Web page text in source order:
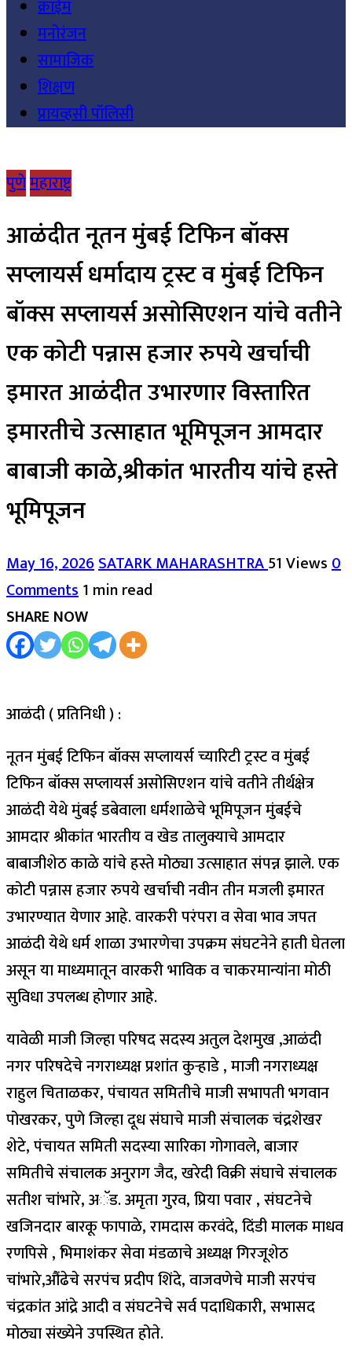
क्राईम
मनोरंजन
सामाजिक
शिक्षण
प्रायव्हसी पॉलिसी
पुणेमहाराष्ट्र
आळंदीत नूतन मुंबई टिफिन बॉक्स
सप्लायर्स धर्मादाय ट्रस्ट व मुंबई टिफिन
बॉक्स सप्लायर्स असोसिएशन यांचे वतीने
एक कोटी पन्नास हजार रुपये खर्चाची
इमारत आळंदीत उभारणार विस्तारित
इमारतीचे उत्साहात भूमिपूजन आमदार
बाबाजी काळे,श्रीकांत भारतीय यांचे हस्ते
भूमिपूजन
May 16, 2026SATARK MAHARASHTRA51 Views0
Comments1 min read
SHARE NOW
आळंदी ( प्रतिनिधी ) :
नूतन मुंबई टिफिन बॉक्स सप्लायर्स च्यारिटी ट्रस्ट व मुंबई
टिफिन बॉक्स सप्लायर्स असोसिएशन यांचे वतीने तीर्थक्षेत्र
आळंदी येथे मुंबई डबेवाला धर्मशाळेचे भूमिपूजन मुंबईचे
आमदार श्रीकांत भारतीय व खेड तालुक्याचे आमदार
बाबाजीशेठ काळे यांचे हस्ते मोठ्या उत्साहात संपन्न झाले. एक
कोटी पन्नास हजार रुपये खर्चाची नवीन तीन मजली इमारत
उभारण्यात येणार आहे. वारकरी परंपरा व सेवा भाव जपत
आळंदी येथे धर्म शाळा उभारणेचा उपक्रम संघटनेने हाती घेतला
असून या माध्यमातून वारकरी भाविक व चाकरमान्यांना मोठी
सुविधा उपलब्ध होणार आहे.
यावेळी माजी जिल्हा परिषद सदस्य अतुल देशमुख ,आळंदी
नगर परिषदेचे नगराध्यक्ष प्रशांत कुऱ्हाडे , माजी नगराध्यक्ष
राहुल चिताळकर, पंचायत समितीचे माजी सभापती भगवान
पोखरकर, पुणे जिल्हा दूध संघाचे माजी संचालक चंद्रशेखर
शेटे, पंचायत समिती सदस्या सारिका गोगावले, बाजार
समितीचे संचालक अनुराग जैद, खरेदी विक्री संघाचे संचालक
सतीश चांभारे, अॅड. अमृता गुरव, प्रिया पवार , संघटनेचे
खजिनदार बारकू फापाळे, रामदास करवंदे, दिंडी मालक माधव
रणपिसे , भिमाशंकर सेवा मंडळाचे अध्यक्ष गिरजूशेठ
चांभारे,औंढेचे सरपंच प्रदीप शिंदे, वाजवणेचे माजी सरपंच
चंद्रकांत आंद्रे आदी व संघटनेचे सर्व पदाधिकारी, सभासद
मोठ्या संख्येने उपस्थित होते.